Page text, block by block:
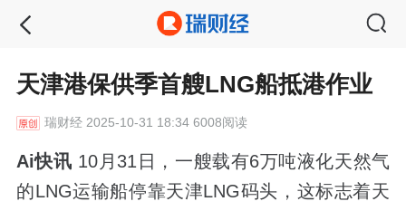
天津港保供季首艘LNG船抵港作业
瑞财经2025-10-31 18:34 6008阅读
Ai快讯 10月31日，一艘载有6万吨液化天然气
的LNG运输船停靠天津LNG码头，这标志着天